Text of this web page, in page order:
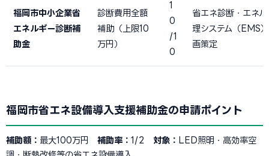
福岡市中小企業省
エネルギー診断補
助金
診断費用全額
補助（上限10
万円）
1
0
/1
0
省エネ診断・エネ
理システム（EMS
画策定
福岡市省エネ設備導入支援補助金の申請ポイント
補助額： 最大100万円 補助率： 1/2 対象： LED照明・高効率空